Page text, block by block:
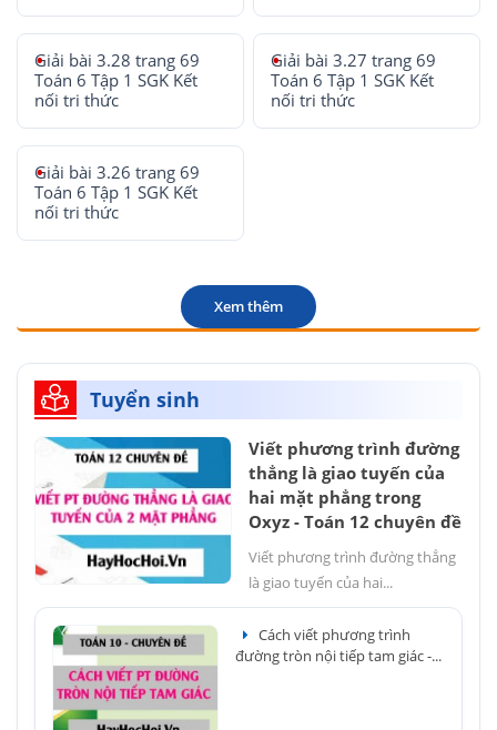
Giải bài 3.28 trang 69
Toán 6 Tập 1 SGK Kết
nối tri thức
Giải bài 3.27 trang 69
Toán 6 Tập 1 SGK Kết
nối tri thức
Giải bài 3.26 trang 69
Toán 6 Tập 1 SGK Kết
nối tri thức
Xem thêm
Tuyển sinh
Viết phương trình đường
thẳng là giao tuyến của
hai mặt phẳng trong
Oxyz - Toán 12 chuyên đề
Viết phương trình đường thẳng
là giao tuyến của hai...
Cách viết phương trình
đường tròn nội tiếp tam giác -...